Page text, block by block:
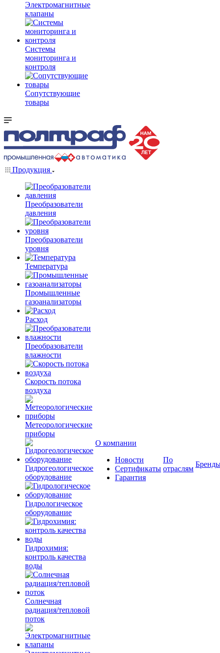
Электромагнитные
клапаны
Системы
мониторинга и
контроля
Сопутствующие
товары
Продукция
Преобразователи
давления
Преобразователи
уровня
Температура
Промышленные
газоанализаторы
Расход
Преобразователи
влажности
Скорость потока
воздуха
Метеорологические
приборы
Гидрогеологическое
оборудование
Гидрологическое
оборудование
Гидрохимия:
контроль качества
воды
Солнечная
радиация/тепловой
поток
О компании
Новости
Сертификаты
Гарантия
По
отраслям